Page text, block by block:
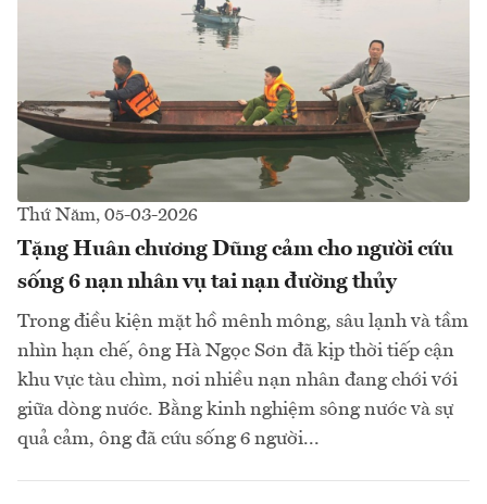
Thứ Năm, 05-03-2026
Tặng Huân chương Dũng cảm cho người cứu
sống 6 nạn nhân vụ tai nạn đường thủy
Trong điều kiện mặt hồ mênh mông, sâu lạnh và tầm
nhìn hạn chế, ông Hà Ngọc Sơn đã kịp thời tiếp cận
khu vực tàu chìm, nơi nhiều nạn nhân đang chới với
giữa dòng nước. Bằng kinh nghiệm sông nước và sự
quả cảm, ông đã cứu sống 6 người...